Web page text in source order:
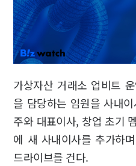
가상자산 거래소 업비트
을 담당하는 임원을 사내
주와 대표이사, 창업 초기
에 새 사내이사를 추가하
드라이브를 건다.